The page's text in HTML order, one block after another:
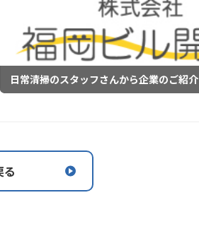
日常清掃のスタッフさんから企業のご紹介
る